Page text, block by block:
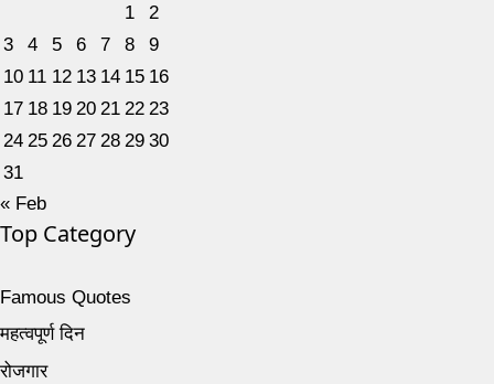
1
2
3
4 5 6 7 8
9
10 11 12 13 14 15 16
17 18 19 20 21 22 23
24 25 26 27 28 29 30
31
« Feb
Top Category
Famous Quotes
महत्वपूर्ण दिन
रोजगार